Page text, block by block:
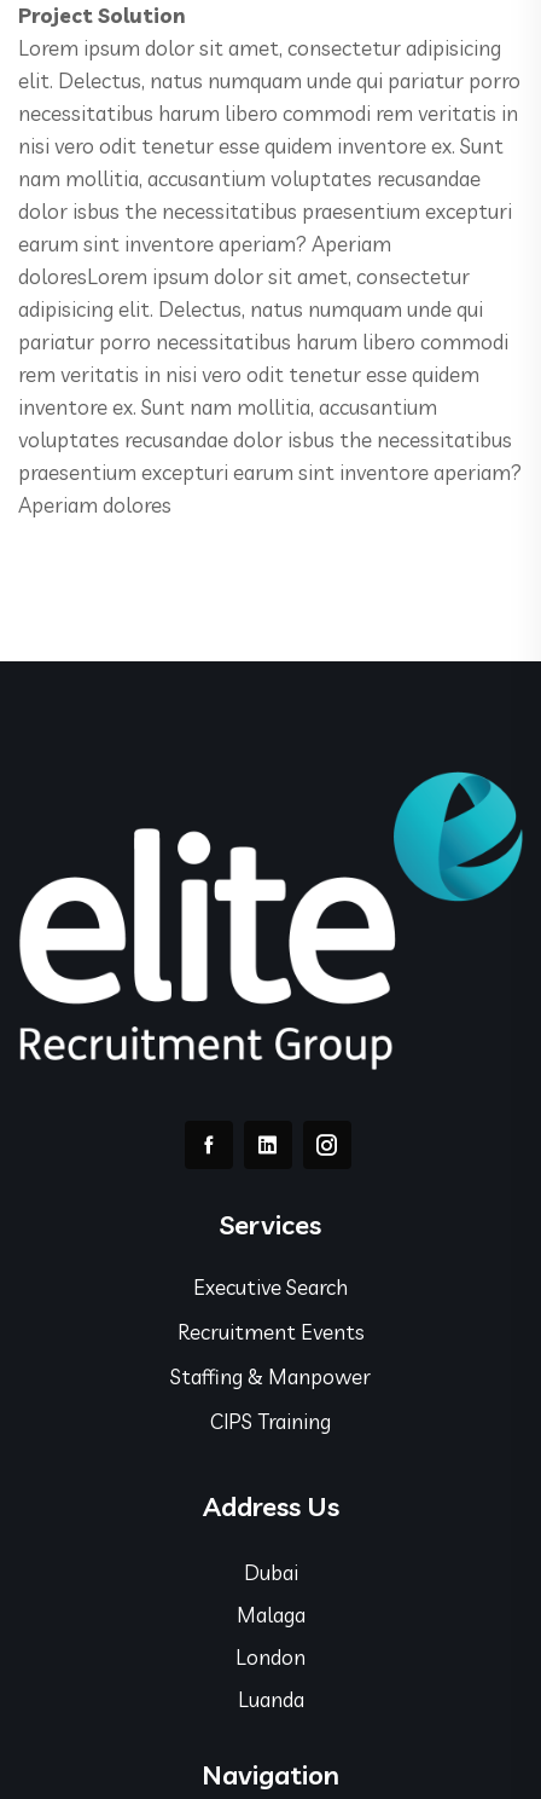
Project Solution
Lorem ipsum dolor sit amet, consectetur adipisicing
elit. Delectus, natus numquam unde qui pariatur porro
necessitatibus harum libero commodi rem veritatis in
nisi vero odit tenetur esse quidem inventore ex. Sunt
nam mollitia, accusantium voluptates recusandae
dolor isbus the necessitatibus praesentium excepturi
earum sint inventore aperiam? Aperiam
doloresLorem ipsum dolor sit amet, consectetur
adipisicing elit. Delectus, natus numquam unde qui
pariatur porro necessitatibus harum libero commodi
rem veritatis in nisi vero odit tenetur esse quidem
inventore ex. Sunt nam mollitia, accusantium
voluptates recusandae dolor isbus the necessitatibus
praesentium excepturi earum sint inventore aperiam?
Aperiam dolores
Services
Executive Search
Recruitment Events
Staffing & Manpower
CIPS Training
Address Us
Dubai
Malaga
London
Luanda
Navigation